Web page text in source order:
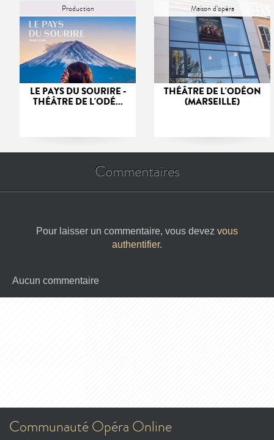
Production
LE PAYS DU SOURIRE -
THÉÂTRE DE L'ODÉ...
Maison d’opéra
THÉÂTRE DE L'ODÉON
(MARSEILLE)
Commentaires
Pour laisser un commentaire, vous devez vous
authentifier.
Aucun commentaire
Communauté Opéra Online